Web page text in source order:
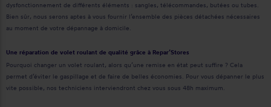
dysfonctionnement de différents éléments : sangles, télécommandes, butées ou tubes.
Bien sûr, nous serons aptes à vous fournir l’ensemble des pièces détachées nécessaires
au moment de votre dépannage à domicile.
Une réparation de volet roulant de qualité grâce à Repar’Stores
Pourquoi changer un volet roulant, alors qu’une remise en état peut suffire ? Cela
permet d’éviter le gaspillage et de faire de belles économies. Pour vous dépanner le plus
vite possible, nos techniciens interviendront chez vous sous 48h maximum.